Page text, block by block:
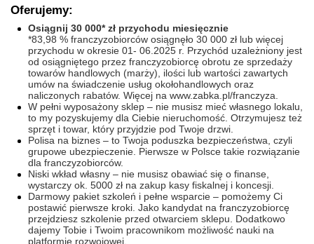
Oferujemy:
Osiągnij 30 000* zł przychodu miesięcznie
*83,98 % franczyzobiorców osiągnęło 30 000 zł lub więcej
przychodu w okresie 01- 06.2025 r. Przychód uzależniony jest
od osiągniętego przez franczyzobiorcę obrotu ze sprzedaży
towarów handlowych (marży), ilości lub wartości zawartych
umów na świadczenie usług okołohandlowych oraz
naliczonych rabatów. Więcej na www.zabka.pl/franczyza.
W pełni wyposażony sklep – nie musisz mieć własnego lokalu,
to my pozyskujemy dla Ciebie nieruchomość. Otrzymujesz też
sprzęt i towar, który przyjdzie pod Twoje drzwi.
Polisa na biznes – to Twoja poduszka bezpieczeństwa, czyli
grupowe ubezpieczenie. Pierwsze w Polsce takie rozwiązanie
dla franczyzobiorców.
Niski wkład własny – nie musisz obawiać się o finanse,
wystarczy ok. 5000 zł na zakup kasy fiskalnej i koncesji.
Darmowy pakiet szkoleń i pełne wsparcie – pomożemy Ci
postawić pierwsze kroki. Jako kandydat na franczyzobiorcę
przejdziesz szkolenie przed otwarciem sklepu. Dodatkowo
dajemy Tobie i Twoim pracownikom możliwość nauki na
platformie rozwojowej.